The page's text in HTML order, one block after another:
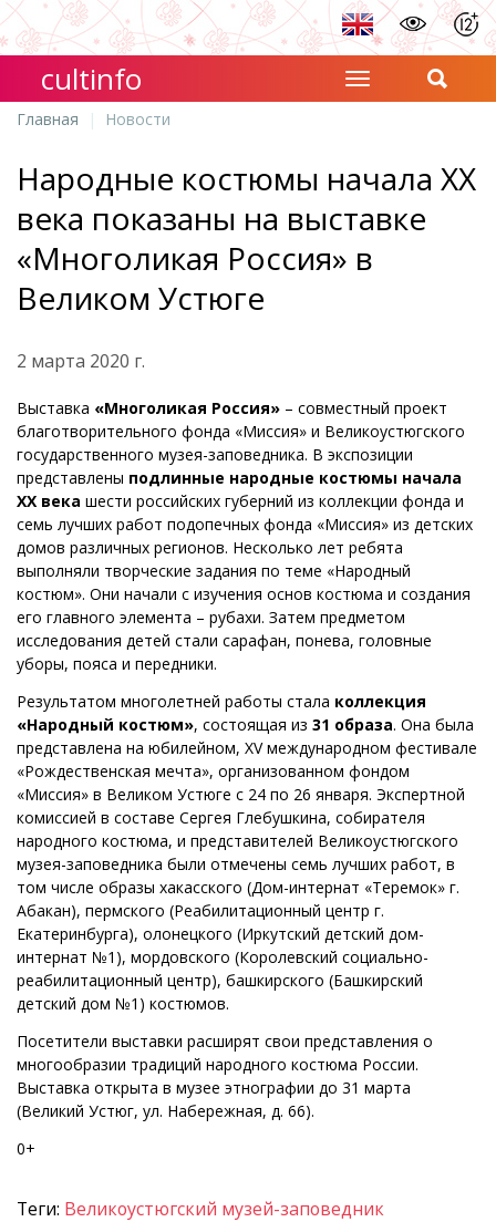
cultinfo
Главная Новости
Народные костюмы начала XX
века показаны на выставке
«Многоликая Россия» в
Великом Устюге
2 марта 2020 г.
Выставка «Многоликая Россия» – совместный проект
благотворительного фонда «Миссия» и Великоустюгского
государственного музея-заповедника. В экспозиции
представлены подлинные народные костюмы начала
ХХ века шести российских губерний из коллекции фонда и
семь лучших работ подопечных фонда «Миссия» из детских
домов различных регионов. Несколько лет ребята
выполняли творческие задания по теме «Народный
костюм». Они начали с изучения основ костюма и создания
его главного элемента – рубахи. Затем предметом
исследования детей стали сарафан, понева, головные
уборы, пояса и передники.
Результатом многолетней работы стала коллекция
«Народный костюм», состоящая из 31 образа. Она была
представлена на юбилейном, XV международном фестивале
«Рождественская мечта», организованном фондом
«Миссия» в Великом Устюге с 24 по 26 января. Экспертной
комиссией в составе Сергея Глебушкина, собирателя
народного костюма, и представителей Великоустюгского
музея-заповедника были отмечены семь лучших работ, в
том числе образы хакасского (Дом-интернат «Теремок» г.
Абакан), пермского (Реабилитационный центр г.
Екатеринбурга), олонецкого (Иркутский детский дом-
интернат №1), мордовского (Королевский социально-
реабилитационный центр), башкирского (Башкирский
детский дом №1) костюмов.
Посетители выставки расширят свои представления о
многообразии традиций народного костюма России.
Выставка открыта в музее этнографии до 31 марта
(Великий Устюг, ул. Набережная, д. 66).
0+
Теги: Великоустюгский музей-заповедник